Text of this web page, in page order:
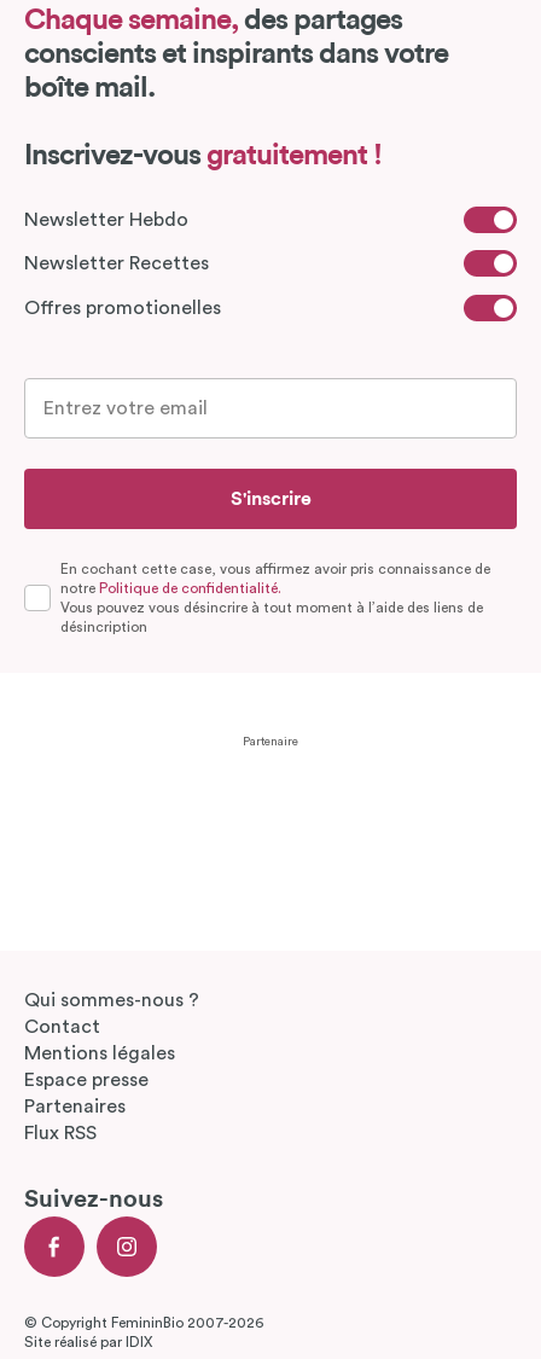
Chaque semaine, des partages
conscients et inspirants dans votre
boîte mail.
Inscrivez-vous gratuitement !
Newsletter Hebdo
Newsletter Recettes
Offres promotionelles
S'inscrire
En cochant cette case, vous affirmez avoir pris connaissance de
notre Politique de confidentialité.
Vous pouvez vous désincrire à tout moment à l’aide des liens de
désincription
Partenaire
Qui sommes-nous ?
Contact
Mentions légales
Espace presse
Partenaires
Flux RSS
Suivez-nous
© Copyright FemininBio 2007-2026
Site réalisé par
IDIX